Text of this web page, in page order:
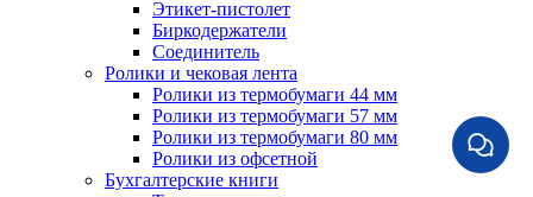
Этикет-пистолет
Биркодержатели
Соединитель
Ролики и чековая лента
Ролики из термобумаги 44 мм
Ролики из термобумаги 57 мм
Ролики из термобумаги 80 мм
Ролики из офсетной
Бухгалтерские книги